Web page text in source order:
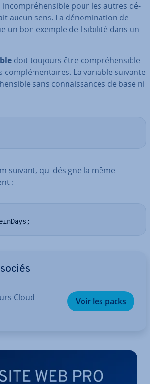
in­com­pré­hen­sible pour les autres dé­
aucun sens. La dé­no­mi­na­tion de
un bon exemple de li­si­bi­lité dans un
doit toujours être com­pré­hen­sible
com­plé­men­taires. La variable suivante
sans con­nais­sances de base ni
suivant, qui désigne la même
:
Cloud Voir les packs